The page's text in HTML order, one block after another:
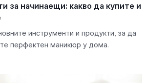
за начинаещи: какво да купите и
инструменти и продукти, за да
перфектен маникюр у дома.